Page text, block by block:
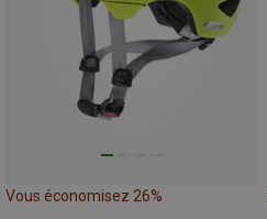
Vous économisez 26%